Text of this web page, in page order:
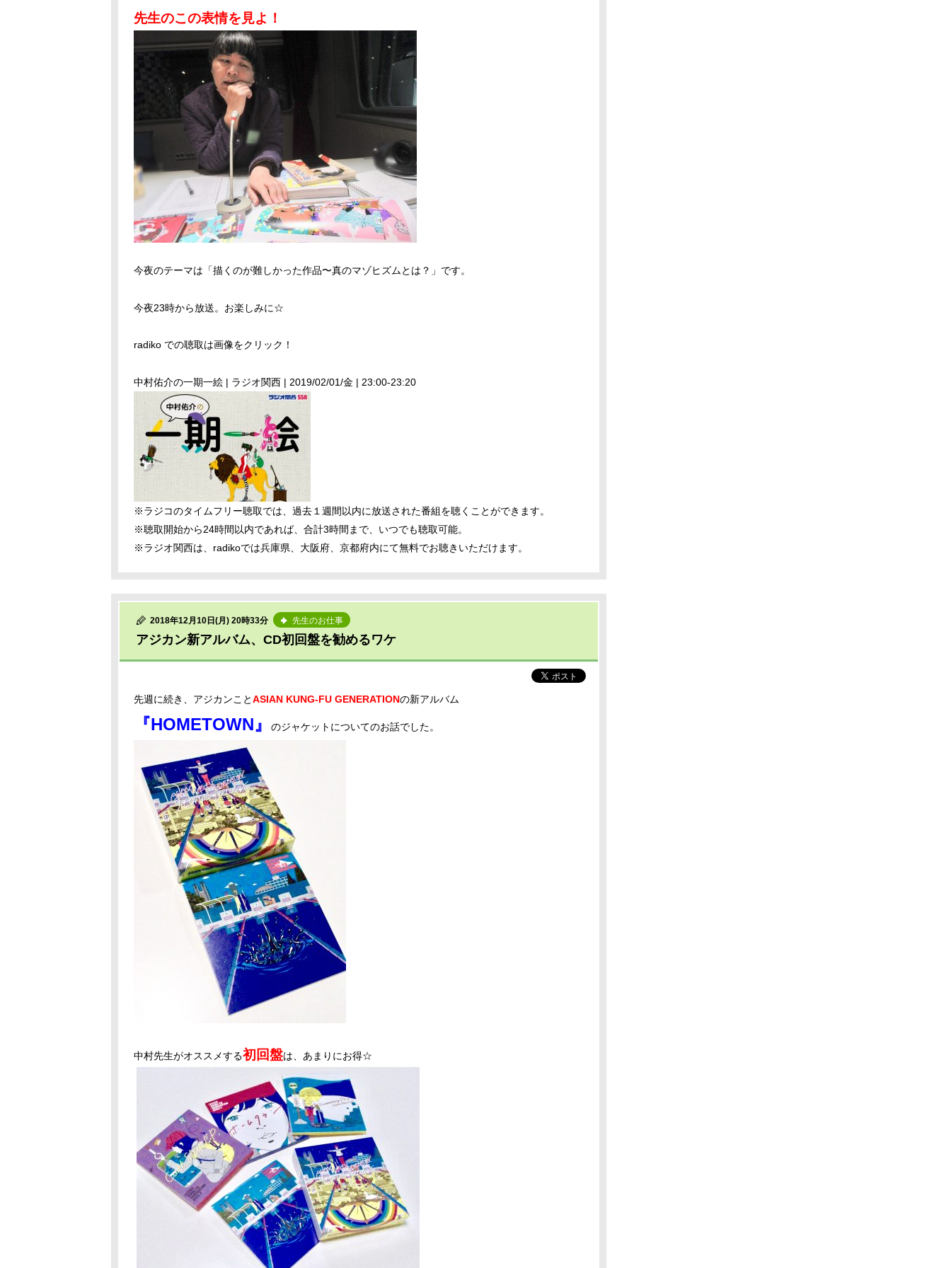
先生のこの表情を見よ！
今夜のテーマは「描くのが難しかった作品〜真のマゾヒズムとは？」です。
今夜23時から放送。お楽しみに☆
radiko での聴取は画像をクリック！
中村佑介の一期一絵 | ラジオ関西 | 2019/02/01/金 | 23:00-23:20
※ラジコのタイムフリー聴取では、過去１週間以内に放送された番組を聴くことができます。
※聴取開始から24時間以内であれば、合計3時間まで、いつでも聴取可能。
※ラジオ関西は、radikoでは兵庫県、大阪府、京都府内にて無料でお聴きいただけます。
2018年12月10日(月) 20時33分 先生のお仕事
アジカン新アルバム、CD初回盤を勧めるワケ
先週に続き、アジカンことASIAN KUNG-FU GENERATIONの新アルバム
『HOMETOWN』 のジャケットについてのお話でした。
中村先生がオススメする初回盤は、あまりにお得☆